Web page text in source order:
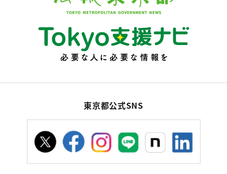
東京都公式SNS